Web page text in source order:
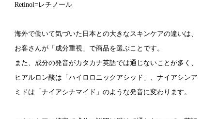
Retinol=レチノール
海外で働いて気づいた日本との大きなスキンケアの違いは、
お客さんが「成分重視」で商品を選ぶことです。
また、成分の発音がカタカナ英語では通じないことが多く、
ヒアルロン酸は「ハイロロニックアシッド」、ナイアシンア
ミドは「ナイアシナマイド」のような発音に変わります。